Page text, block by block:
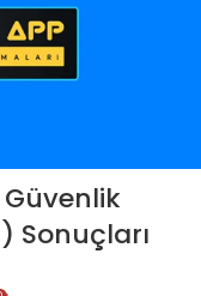
Sonuçları